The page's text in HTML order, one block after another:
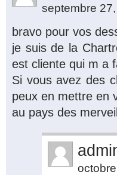
septembre
bravo pour vos
je suis de la
est cliente qui m a
Si vous avez des
peux en mettre en
au pays des